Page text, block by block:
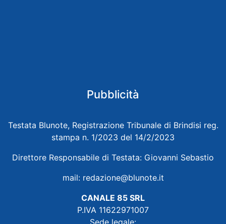
Pubblicità
Testata Blunote, Registrazione Tribunale di Brindisi reg.
stampa n. 1/2023 del 14/2/2023
Direttore Responsabile di Testata: Giovanni Sebastio
mail: redazione@blunote.it
CANALE 85 SRL
P.IVA 11622971007